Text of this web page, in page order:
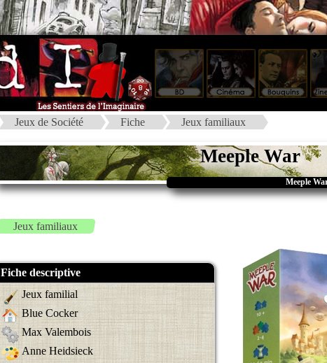
Jeux de Société Fiche Jeux familiaux
Meeple War
Meeple
Jeux familiaux
Fiche descriptive
Jeux familial
Blue Cocker
Max Valembois
Anne Heidsieck